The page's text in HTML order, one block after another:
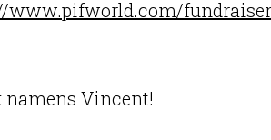
www.pifworld.com/
namens Vincent!